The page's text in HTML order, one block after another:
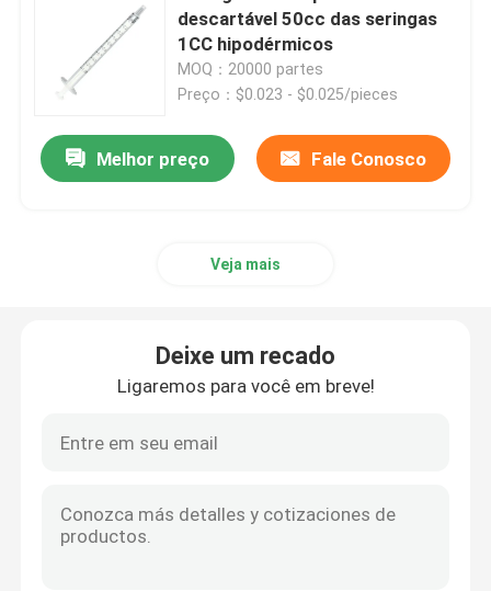
Acessórios da seringa
Peças preenchidas da seringa
Acessórios urinários do cateter
descartável 50cc das seringas
1CC hipodérmicos
MOQ：20000 partes
Preço：$0.023 - $0.025/pieces
Melhor preço Fale Conosco
Veja mais
Deixe um recado
Ligaremos para você em breve!